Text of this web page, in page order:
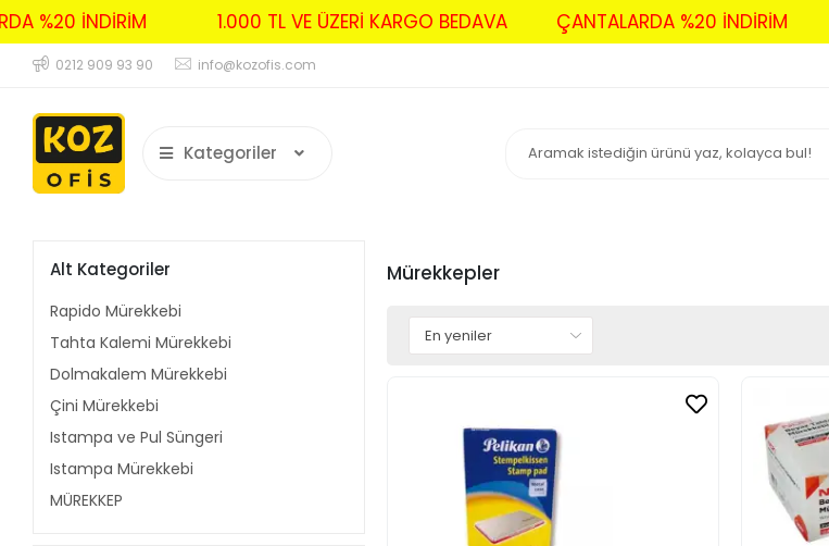
%20 İNDİRİM 1.000 TL VE ÜZERİ KARGO BEDAVA ÇANTALARDA %20 İNDİRİM
0212 909 93 90 info@kozofis.com
Kategoriler
Alt Kategoriler
Rapido Mürekkebi
Tahta Kalemi Mürekkebi
Dolmakalem Mürekkebi
Çini Mürekkebi
Istampa ve Pul Süngeri
Istampa Mürekkebi
MÜREKKEP
Mürekkepler